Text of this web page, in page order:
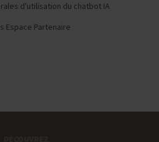
d'utilisation du chatbot IA
Espace Partenaire